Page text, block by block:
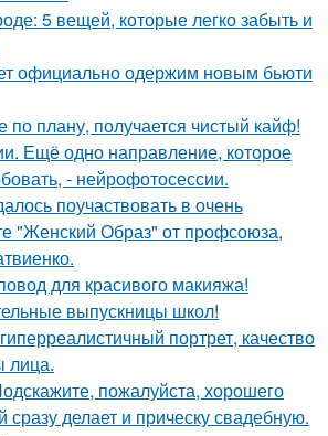
5 вещей, которые легко забыть и
официально одержим новым бьюти
по плану, получается чистый кайф!
Ещё одно направление, которое
- нейрофотосессии.
поучаствовать в очень
"Женский Образ" от профсоюза,
для красивого макияжа!
выпускницы школ!
портрет, качество
лица.
пожалуйста, хорошего
сразу делает и прическу свадебную.